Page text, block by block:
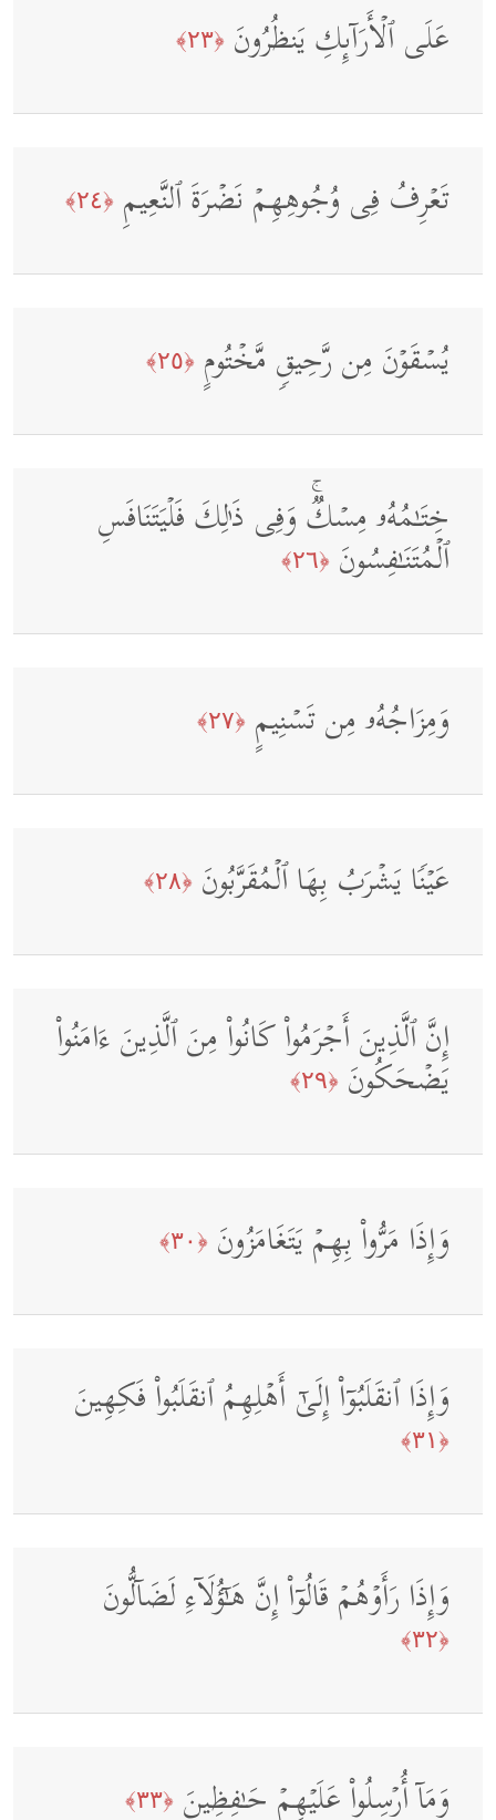
عَلَى ٱلۡأَرَاۤىِٕكِ یَنظُرُونَ ﴿٢٣﴾
تَعۡرِفُ فِی وُجُوهِهِمۡ نَضۡرَةَ ٱلنَّعِیمِ ﴿٢٤﴾
یُسۡقَوۡنَ مِن رَّحِیقࣲ مَّخۡتُومٍ ﴿٢٥﴾
خِتَـٰمُهُۥ مِسۡكࣱۚ وَفِی ذَ ٰ⁠لِكَ فَلۡیَتَنَافَسِ
ٱلۡمُتَنَـٰفِسُونَ ﴿٢٦﴾
وَمِزَاجُهُۥ مِن تَسۡنِیمٍ ﴿٢٧﴾
عَیۡنࣰا یَشۡرَبُ بِهَا ٱلۡمُقَرَّبُونَ ﴿٢٨﴾
إِنَّ ٱلَّذِینَ أَجۡرَمُوا۟ كَانُوا۟ مِنَ ٱلَّذِینَ ءَامَنُوا۟
یَضۡحَكُونَ ﴿٢٩﴾
وَإِذَا مَرُّوا۟ بِهِمۡ یَتَغَامَزُونَ ﴿٣٠﴾
وَإِذَا ٱنقَلَبُوۤا۟ إِلَىٰۤ أَهۡلِهِمُ ٱنقَلَبُوا۟ فَكِهِینَ
﴿٣١﴾
وَإِذَا رَأَوۡهُمۡ قَالُوۤا۟ إِنَّ هَـٰۤؤُلَاۤءِ لَضَاۤلُّونَ
﴿٣٢﴾
وَمَاۤ أُرۡسِلُوا۟ عَلَیۡهِمۡ حَـٰفِظِینَ ﴿٣٣﴾